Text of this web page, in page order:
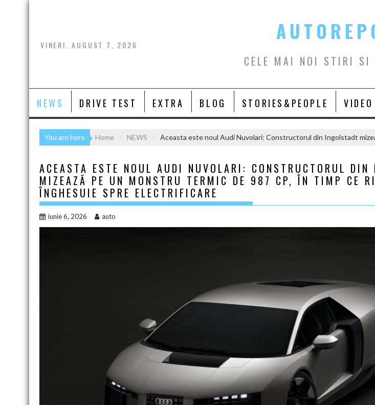
Skip
VINERI, AUGUST 7, 2026
CELE MAI NOI STIRI SI
NEWS DRIVE TEST EXTRA BLOG STORIES&PEOPLE VIDEO
You are here Home NEWS Aceasta este noul Audi Nuvolari: Constructorul din Ingolstadt
ACEASTA ESTE NOUL AUDI NUVOLARI: CONSTRUCTORUL DIN
MIZEAZĂ PE UN MONSTRU TERMIC DE 987 CP, ÎN TIMP CE
ÎNGHESUIE SPRE ELECTRIFICARE
iunie 6, 2026 auto